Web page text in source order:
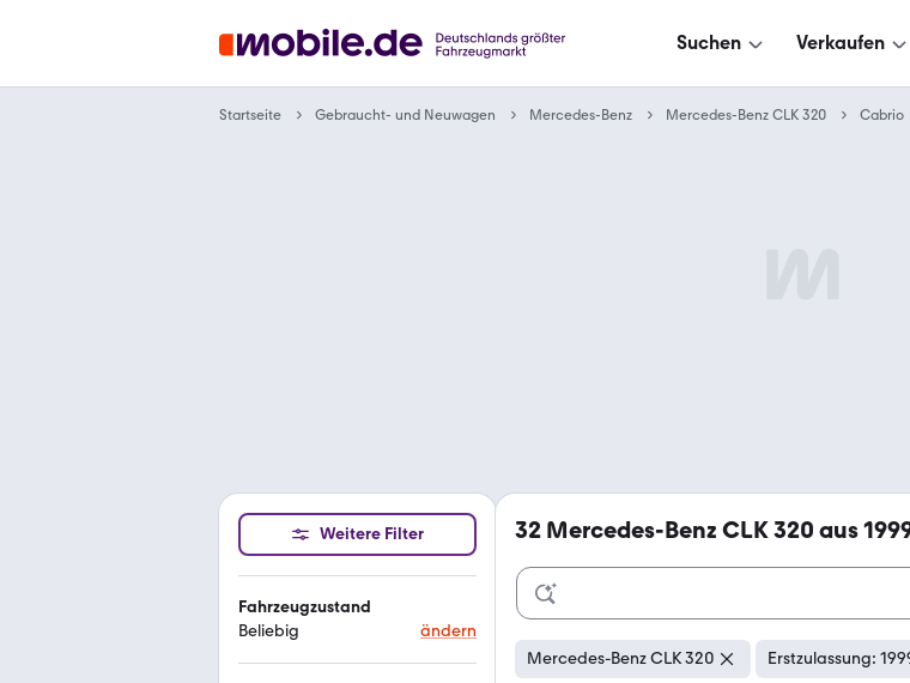
Suchen Verkaufen
Startseite Gebraucht- und Neuwagen Mercedes-Benz Mercedes-Benz CLK 320 Cabrio
Weitere Filter
Fahrzeugzustand
Beliebig
ändern
32 Mercedes-Benz CLK 320 aus
Mercedes-Benz CLK 320 Erstzulassung: